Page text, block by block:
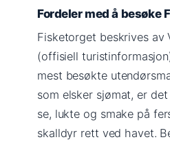
Fordeler med å besøke
Fisketorget beskrives av
(offisiell
mest besøkte
som elsker sjømat, er
se, lukte og smake på
skalldyr rett ved havet.